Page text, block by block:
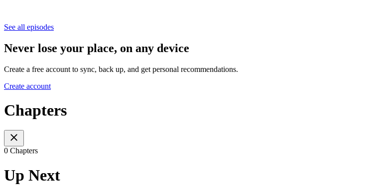
See all episodes
Never lose your place, on any device
Create a free account to sync, back up, and get personal recommendations.
Create account
Chapters
0 Chapters
Up Next